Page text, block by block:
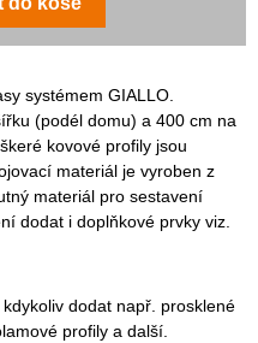
systémem GIALLO.
(podél domu) a 400 cm na
kovové profily jsou
materiál je vyroben z
materiál pro sestavení
dodat i doplňkové prvky viz.
dodat např. prosklené
profily a další.